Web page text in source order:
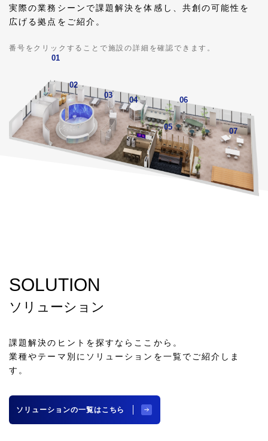
実際の業務シーンで課題解決を体感し、共創の可能性を
広げる拠点をご紹介。
番号をクリックすることで施設の詳細を確認できます。
01
02
03
04
05
06
07
SOLUTION
ソリューション
課題解決のヒントを探すならここから。
業種やテーマ別にソリューションを一覧でご紹介しま
す。
ソリューションの一覧はこちら